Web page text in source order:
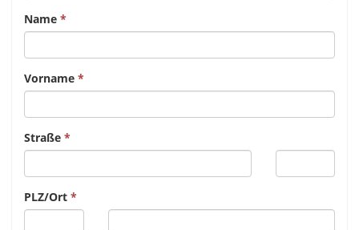
Name
Vorname
Straße
PLZ/Ort